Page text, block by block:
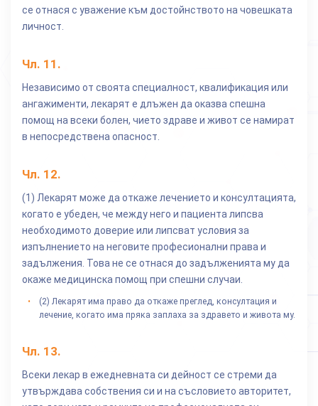
се отнася с уважение към достойнството на човешката
личност.
Чл. 11 .
Независимо от своята специалност, квалификация или
ангажименти, лекарят е длъжен да оказва спешна
помощ на всеки болен, чието здраве и живот се намират
в непосредствена опасност.
Чл. 12.
(1) Лекарят може да откаже лечението и консултацията,
когато е убеден, че между него и пациента липсва
необходимото доверие или липсват условия за
изпълнението на неговите професионални права и
задължения. Това не се отнася до задълженията му да
окаже медицинска помощ при спешни случаи.
(2) Лекарят има право да откаже преглед, консултация и
лечение, когато има пряка заплаха за здравето и живота му.
Чл. 13.
Всеки лекар в ежедневната си дейност се стреми да
утвърждава собствения си и на съсловието авторитет,